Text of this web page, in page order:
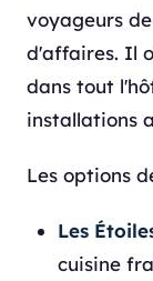
voyageurs
d'affaires. Il
dans tout
installations
Les options
Les
cuisine